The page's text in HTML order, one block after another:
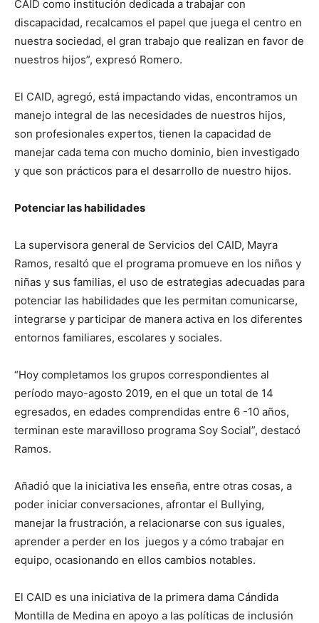
CAID como institución dedicada a trabajar con
discapacidad, recalcamos el papel que juega el centro en
nuestra sociedad, el gran trabajo que realizan en favor de
nuestros hijos”, expresó Romero.
El CAID, agregó, está impactando vidas, encontramos un
manejo integral de las necesidades de nuestros hijos,
son profesionales expertos, tienen la capacidad de
manejar cada tema con mucho dominio, bien investigado
y que son prácticos para el desarrollo de nuestro hijos.
Potenciar las habilidades
La supervisora general de Servicios del CAID, Mayra
Ramos, resaltó que el programa promueve en los niños y
niñas y sus familias, el uso de estrategias adecuadas para
potenciar las habilidades que les permitan comunicarse,
integrarse y participar de manera activa en los diferentes
entornos familiares, escolares y sociales.
“Hoy completamos los grupos correspondientes al
período mayo-agosto 2019, en el que un total de 14
egresados, en edades comprendidas entre 6 -10 años,
terminan este maravilloso programa Soy Social”, destacó
Ramos.
Añadió que la iniciativa les enseña, entre otras cosas, a
poder iniciar conversaciones, afrontar el Bullying,
manejar la frustración, a relacionarse con sus iguales,
aprender a perder en los juegos y a cómo trabajar en
equipo, ocasionando en ellos cambios notables.
El CAID es una iniciativa de la primera dama Cándida
Montilla de Medina en apoyo a las políticas de inclusión